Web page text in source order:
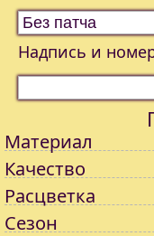
Надпись и
Материал
Качество
Расцветка
Сезон